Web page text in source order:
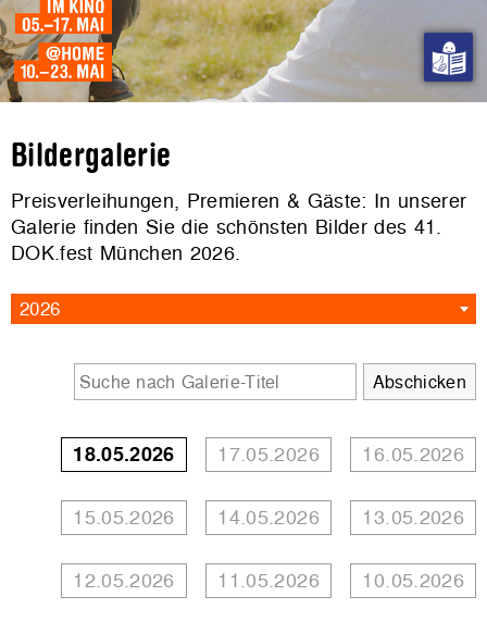
Bildergalerie
Preisverleihungen, Premieren & Gäste: In unserer
Galerie finden Sie die schönsten Bilder des 41.
DOK.fest München 2026.
2026
18.05.2026 17.05.2026 16.05.2026
15.05.2026 14.05.2026 13.05.2026
12.05.2026 11.05.2026 10.05.2026